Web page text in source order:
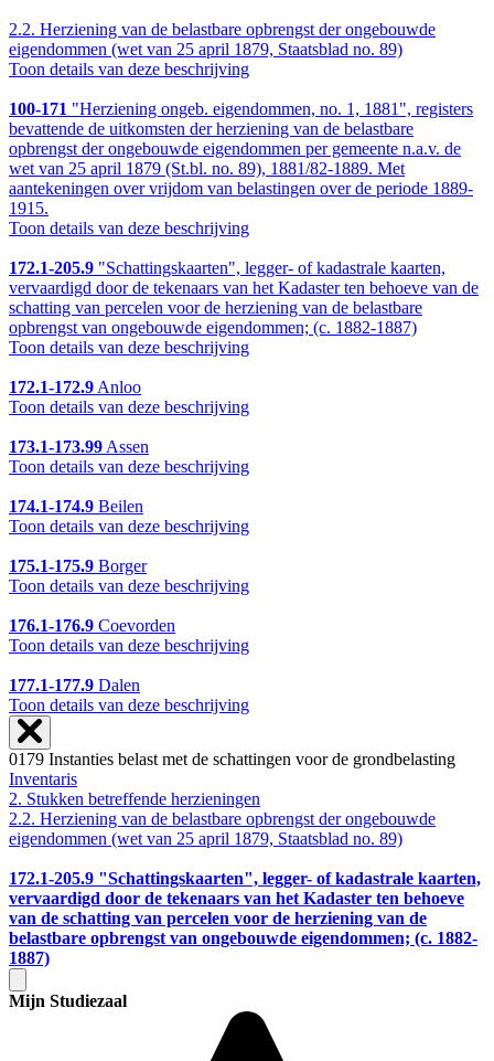
2.2. Herziening van de belastbare opbrengst der ongebouwde
eigendommen (wet van 25 april 1879, Staatsblad no. 89)
Toon details van deze beschrijving
100-171 "Herziening ongeb. eigendommen, no. 1, 1881", registers
bevattende de uitkomsten der herziening van de belastbare
opbrengst der ongebouwde eigendommen per gemeente n.a.v. de
wet van 25 april 1879 (St.bl. no. 89), 1881/82-1889. Met
aantekeningen over vrijdom van belastingen over de periode 1889-
1915.
Toon details van deze beschrijving
172.1-205.9 "Schattingskaarten", legger- of kadastrale kaarten,
vervaardigd door de tekenaars van het Kadaster ten behoeve van de
schatting van percelen voor de herziening van de belastbare
opbrengst van ongebouwde eigendommen; (c. 1882-1887)
Toon details van deze beschrijving
172.1-172.9Anloo
Toon details van deze beschrijving
173.1-173.99Assen
Toon details van deze beschrijving
174.1-174.9 Beilen
Toon details van deze beschrijving
175.1-175.9 Borger
Toon details van deze beschrijving
176.1-176.9 Coevorden
Toon details van deze beschrijving
177.1-177.9 Dalen
Toon details van deze beschrijving
0179 Instanties belast met de schattingen voor de grondbelasting
Inventaris
2. Stukken betreffende herzieningen
2.2. Herziening van de belastbare opbrengst der ongebouwde
eigendommen (wet van 25 april 1879, Staatsblad no. 89)
172.1-205.9 "Schattingskaarten", legger- of kadastrale kaarten,
vervaardigd door de tekenaars van het Kadaster ten behoeve
van de schatting van percelen voor de herziening van de
belastbare opbrengst van ongebouwde eigendommen; (c. 1882-
1887)
Mijn Studiezaal